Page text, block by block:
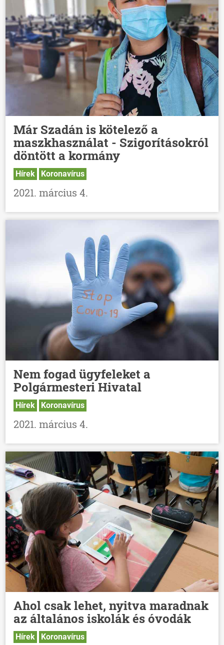
Már Szadán is kötelező a
maszkhasználat - Szigorításokról
döntött a kormány
Hírek Koronavírus
2021. március 4.
Nem fogad ügyfeleket a
Polgármesteri Hivatal
Hírek Koronavírus
2021. március 4.
Ahol csak lehet, nyitva maradnak
az általános iskolák és óvodák
Hírek Koronavírus